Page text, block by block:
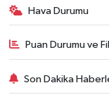
Hava Durumu
Puan Durumu ve
Son Dakika